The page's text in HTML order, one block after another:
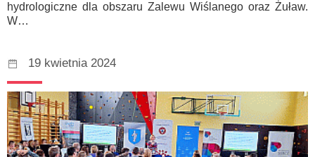
hydrologiczne dla obszaru Zalewu Wiślanego oraz Żuław.
W…
19 kwietnia 2024